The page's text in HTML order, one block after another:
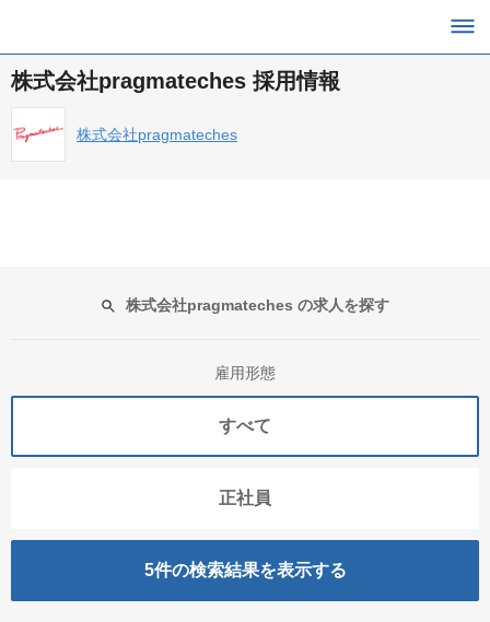
株式会社pragmateches 採用情報
株式会社pragmateches
株式会社pragmateches の求人を探す
雇用形態
すべて
正社員
5件の検索結果を表示する